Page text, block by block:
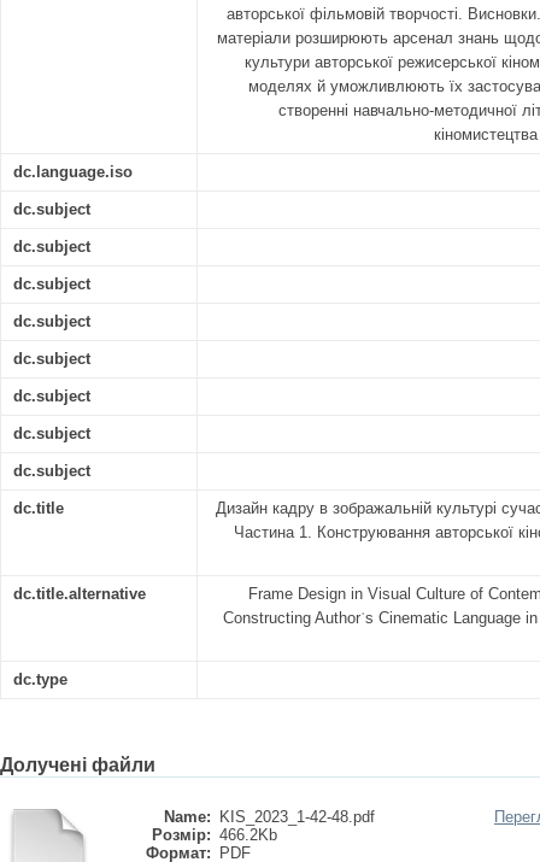
авторської фільмовій творчості.
матеріали розширюють арсенал знань
культури авторської режисерської
моделях й уможливлюють їх
створенні навчально-методичної
dc.language.iso
dc.subject
dc.subject
dc.subject
dc.subject
dc.subject
dc.subject
dc.subject
dc.subject
dc.title
Дизайн кадру в зображальній культурі
Частина 1. Конструювання авторської
dc.title.alternative
Frame Design in Visual Culture of
Constructing Authorʾs Cinematic Language
dc.type
Долучені файли
Name:
KIS_2023_1-42-48.pdf
Розмір: 466.2Kb
Формат:
PDF